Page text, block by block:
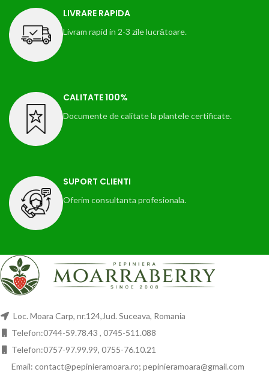
LIVRARE RAPIDA
Livram rapid in 2-3 zile lucrătoare.
CALITATE 100%
Documente de calitate la plantele certificate.
SUPORT CLIENTI
Oferim consultanta profesionala.
Loc. Moara Carp, nr.124,Jud. Suceava, Romania
Telefon:0744-59.78.43 , 0745-511.088
Telefon:0757-97.99.99, 0755-76.10.21
Email: contact@pepinieramoara.ro; pepinieramoara@gmail.com